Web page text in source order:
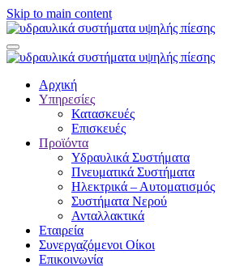
Skip to main content
Αρχική
Υπηρεσίες
Κατασκευές
Επισκευές
Προϊόντα
Υδραυλικά Συστήματα
Πνευματικά Συστήματα
Ηλεκτρικά – Αυτοματισμός
Συστήματα Νερού
Ανταλλακτικά
Εταιρεία
Συνεργαζόμενοι Οίκοι
Επικοινωνία